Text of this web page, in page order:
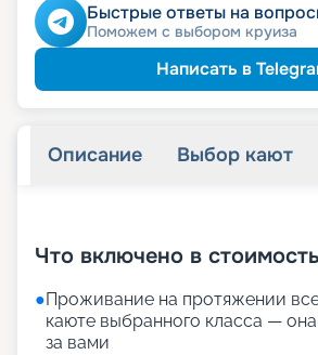
Быстрые ответы на
Поможем с выбором круиза
Написать в
Описание Выбор кают
Что включено в стоимость
●Проживание на протяжении
каюте выбранного класса — она
за вами